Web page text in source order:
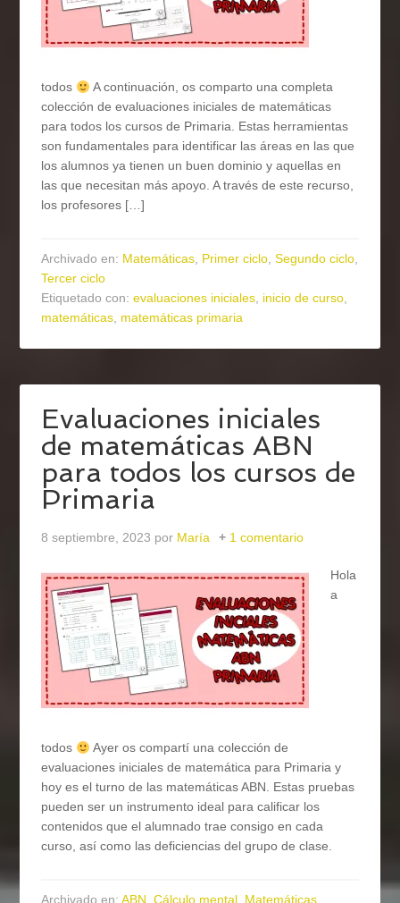
todos
A continuación, os comparto una completa
colección de evaluaciones iniciales de matemáticas
para todos los cursos de Primaria. Estas herramientas
son fundamentales para identificar las áreas en las que
los alumnos ya tienen un buen dominio y aquellas en
las que necesitan más apoyo. A través de este recurso,
los profesores […]
Archivado en: Matemáticas, Primer ciclo,Segundo ciclo,
Tercer ciclo
Etiquetado con:evaluaciones iniciales, inicio de curso,
matemáticas, matemáticas primaria
Evaluaciones iniciales
de matemáticas ABN
para todos los cursos de
Primaria
8 septiembre, 2023 por María 1 comentario
Hola
a
todos
Ayer os compartí una colección de
evaluaciones iniciales de matemática para Primaria y
hoy es el turno de las matemáticas ABN. Estas pruebas
pueden ser un instrumento ideal para calificar los
contenidos que el alumnado trae consigo en cada
curso, así como las deficiencias del grupo de clase.
Archivado en:ABN,Cálculo mental, Matemáticas,